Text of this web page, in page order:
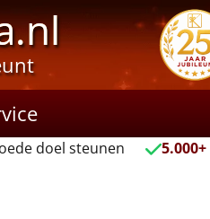
doel steunen 5.000+